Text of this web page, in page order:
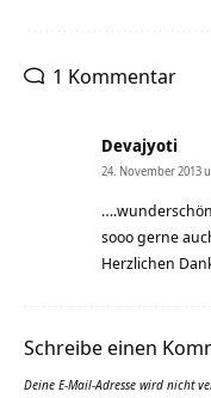
1 Kommentar
Devajyoti
24. November 2013
sooo gerne
Herzlichen
Schreibe einen
Deine E-Mail-Adresse wird nicht